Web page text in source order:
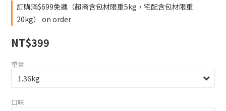
訂購滿$699免運（超商含包材限重5kg，宅配含包材限重
20kg） on order
NT$399
重量
口味